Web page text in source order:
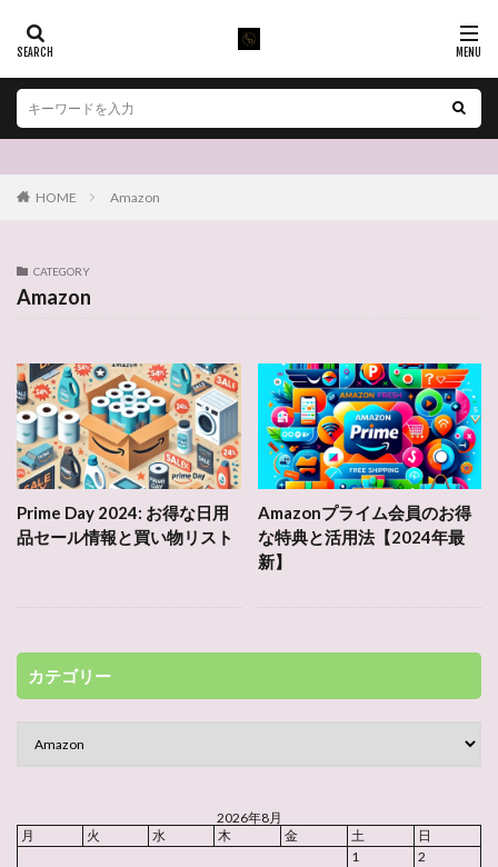
HOME Amazon
CATEGORY
Amazon
Prime Day 2024: お得な日用
品セール情報と買い物リスト
Amazonプライム会員のお得
な特典と活用法【2024年最
新】
カテゴリー
2026年8月
月
火 水 木 金 土
日
1
2